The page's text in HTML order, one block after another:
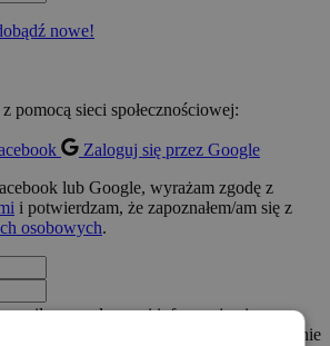
nowe!
pomocą sieci społecznościowej:
Zaloguj się przez Google
lub Google, wyrażam zgodę z
i potwierdzam, że zapoznałem/am się z
osobowych.
maile z regularnymi informacjami o
korzyściach płynących z Travelking zgodnie